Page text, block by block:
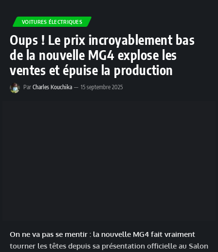
VOITURES ÉLECTRIQUES
Oups ! Le prix incroyablement bas
de la nouvelle MG4 explose les
ventes et épuise la production
Par Charles Kouchika 15 septembre 2025
On ne va pas se mentir : la nouvelle MG4 fait vraiment
tourner les têtes depuis sa présentation officielle au Salon